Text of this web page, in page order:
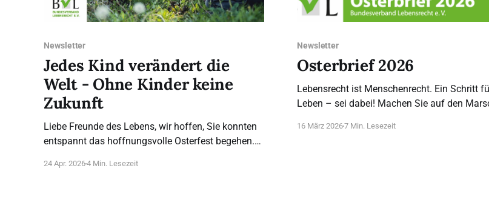
Newsletter
Jedes Kind verändert die
Welt - Ohne Kinder keine
Zukunft
Liebe Freunde des Lebens, wir hoffen, Sie konnten
entspannt das hoffnungsvolle Osterfest begehen.
Binsenweisheit. Wenn unseren westlichen
24 Apr. 20264 Min. Lesezeit
Newsletter
Osterbrief 2026
Lebensrecht ist Menschenrecht. Ein Schritt
Leben – sei dabei! Machen Sie auf den Marsch für
hat über die Europäische Bürgerinitiative My
16 März 20267 Min. Lesezeit